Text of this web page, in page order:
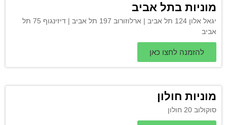
מוניות בתל אביב
יגאל אלון 124 תל אביב | ארלוזורוב 197 תל אביב | דיזינגוף 75 תל
אביב
להזמנה לחצו כאן
מוניות חולון
סוקולוב 20 חולון